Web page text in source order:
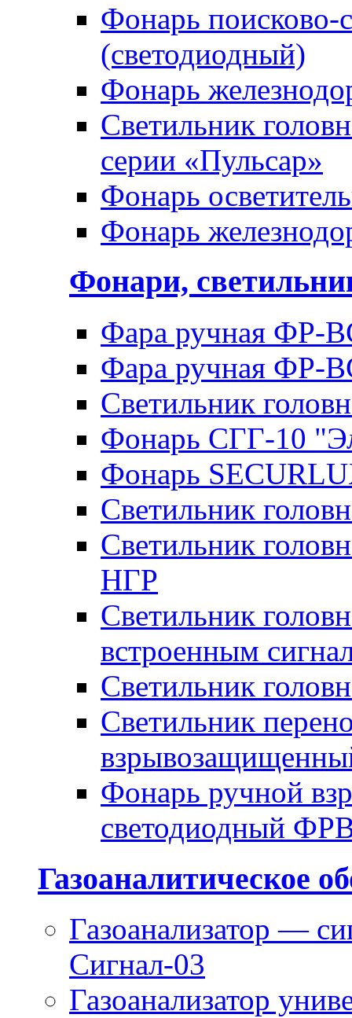
Фонарь
(светодиодный)
Фонарь
Светильник
серии «Пульсар»
Фонарь
Фонарь
Фонари,
Фара ручная ФР-
Фара ручная ФР-
Светильник
Фонарь СГГ-10
Фонарь
Светильник
Светильник
НГР
Светильник
встроенным
Светильник
Светильник
Фонарь ручной
светодиодный
Газоаналитическое
Газоанализатор —
Сигнал-03
Газоанализатор